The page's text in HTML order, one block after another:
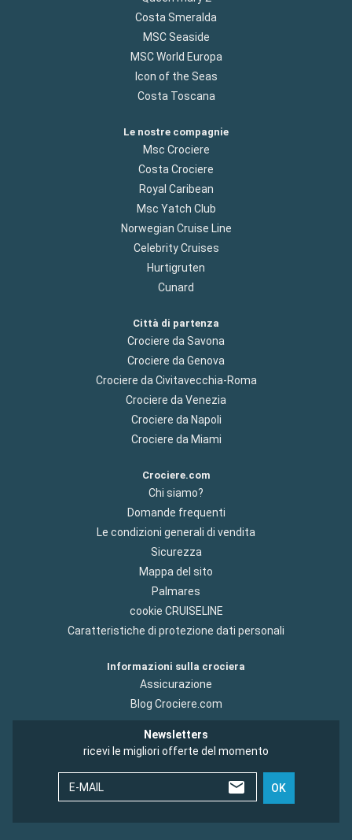
Costa Smeralda
MSC Seaside
MSC World Europa
Icon of the Seas
Costa Toscana
Le nostre compagnie
Msc Crociere
Costa Crociere
Royal Caribean
Msc Yatch Club
Norwegian Cruise Line
Celebrity Cruises
Hurtigruten
Cunard
Città di partenza
Crociere da Savona
Crociere da Genova
Crociere da Civitavecchia-Roma
Crociere da Venezia
Crociere da Napoli
Crociere da Miami
Crociere.com
Chi siamo?
Domande frequenti
Le condizioni generali di vendita
Sicurezza
Mappa del sito
Palmares
cookie CRUISELINE
Caratteristiche di protezione dati personali
Informazioni sulla crociera
Assicurazione
Blog Crociere.com
Newsletters
ricevi le migliori offerte del momento
E-MAIL OK